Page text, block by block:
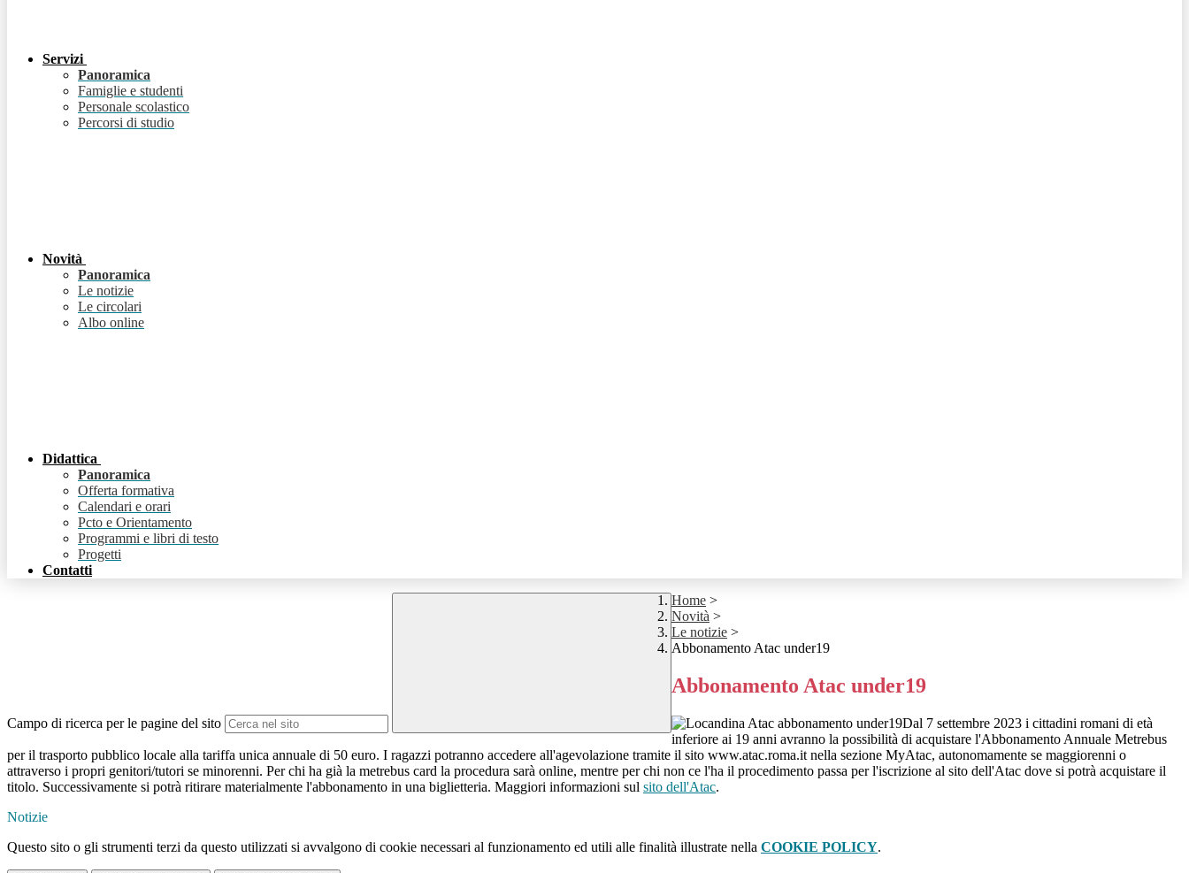
Servizi
Panoramica
Famiglie e studenti
Personale scolastico
Percorsi di studio
Novità
Panoramica
Le notizie
Le circolari
Albo online
Didattica
Panoramica
Offerta formativa
Calendari e orari
Pcto e Orientamento
Programmi e libri di testo
Progetti
Contatti
Campo di ricerca per le pagine del sito
Home >
Novità >
Le notizie >
Abbonamento Atac under19
Abbonamento Atac under19
Dal 7 settembre 2023 i cittadini romani di età
inferiore ai 19 anni avranno la possibilità di acquistare l'Abbonamento Annuale Metrebus
per il trasporto pubblico locale alla tariffa unica annuale di 50 euro. I ragazzi potranno accedere all'agevolazione tramite il sito www.atac.roma.it nella sezione MyAtac, autonomamente se maggiorenni o
attraverso i propri genitori/tutori se minorenni. Per chi ha già la metrebus card la procedura sarà online, mentre per chi non ce l'ha il procedimento passa per l'iscrizione al sito dell'Atac dove si potrà acquistare il
titolo. Successivamente si potrà ritirare materialmente l'abbonamento in una biglietteria. Maggiori informazioni sul sito dell'Atac.
Notizie
Questo sito o gli strumenti terzi da questo utilizzati si avvalgono di cookie necessari al funzionamento ed utili alle finalità illustrate nella COOKIE POLICY.